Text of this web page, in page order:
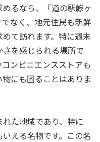
るなら、「道の駅鰺ヶ
なく、地元住民も新鮮
て訪れます。特に週末
を感じられる場所で
ンビニエンスストアも
にも困ることはありま
た地域であり、特に
いえる名物です。この名